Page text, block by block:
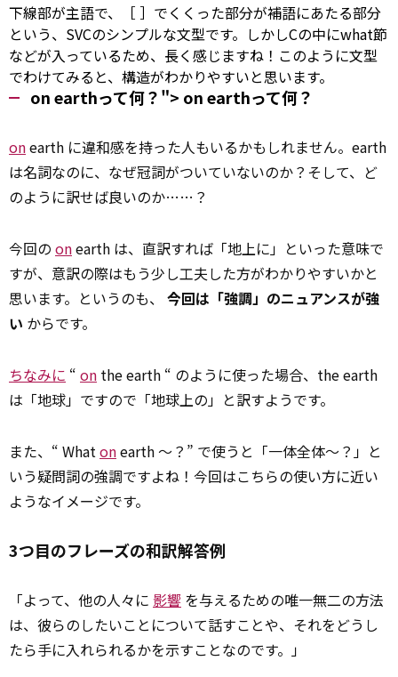
下線部が主語で、［ ］でくくった部分が補語にあたる部分
という、SVCのシンプルな文型です。しかしCの中にwhat節
などが入っているため、長く感じますね！このように文型
でわけてみると、構造がわかりやすいと思います。
on earthって何？"> onearthって何？
onearth に違和感を持った人もいるかもしれません。earth
は名詞なのに、なぜ冠詞がついていないのか？そして、ど
のように訳せば良いのか……？
今回の onearth は、直訳すれば「地上に」といった意味で
すが、意訳の際はもう少し工夫した方がわかりやすいかと
思います。というのも、 今回は「強調」のニュアンスが強
い からです。
ちなみに “ on the earth “ のように使った場合、the earth
は「地球」ですので「地球上の」と訳すようです。
また、“ Whatonearth ～？” で使うと「一体全体～？」と
いう疑問詞の強調ですよね！今回はこちらの使い方に近い
ようなイメージです。
3つ目のフレーズの和訳解答例
「よって、他の人々に 影響 を与えるための唯一無二の方法
は、彼らのしたいことについて話すことや、それをどうし
たら手に入れられるかを示すことなのです。」